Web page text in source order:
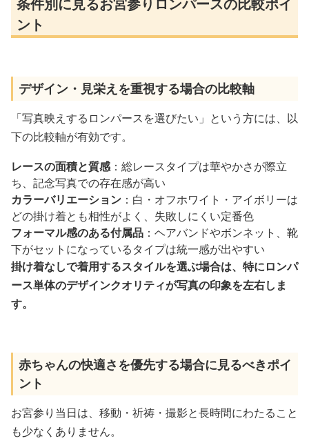
条件別に見るお宮参りロンパースの比較ポイ
ント
デザイン・見栄えを重視する場合の比較軸
「写真映えするロンパースを選びたい」という方には、以
下の比較軸が有効です。
レースの面積と質感：総レースタイプは華やかさが際立
ち、記念写真での存在感が高い
カラーバリエーション ：白・オフホワイト・アイボリーは
どの掛け着とも相性がよく、失敗しにくい定番色
フォーマル感のある付属品 ：ヘアバンドやボンネット、靴
下がセットになっているタイプは統一感が出やすい
掛け着なしで着用するスタイルを選ぶ場合は、特にロンパ
ース単体のデザインクオリティが写真の印象を左右しま
す。
赤ちゃんの快適さを優先する場合に見るべきポイ
ント
お宮参り当日は、移動・祈祷・撮影と長時間にわたること
も少なくありません。